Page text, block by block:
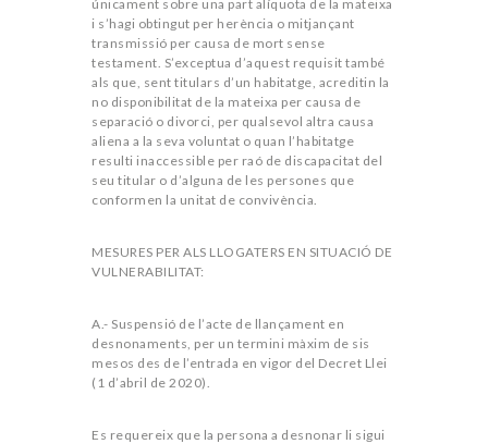
únicament sobre una part alíquota de la mateixa
i s’hagi obtingut per herència o mitjançant
transmissió per causa de mort sense
testament. S’exceptua d’aquest requisit també
als que, sent titulars d’un habitatge, acreditin la
no disponibilitat de la mateixa per causa de
separació o divorci, per qualsevol altra causa
aliena a la seva voluntat o quan l’habitatge
resulti inaccessible per raó de discapacitat del
seu titular o d’alguna de les persones que
conformen la unitat de convivència.
MESURES PER ALS LLOGATERS EN SITUACIÓ DE
VULNERABILITAT:
A.- Suspensió de l’acte de llançament en
desnonaments, per un termini màxim de sis
mesos des de l’entrada en vigor del Decret Llei
(1 d’abril de 2020).
Es requereix que la persona a desnonar li sigui